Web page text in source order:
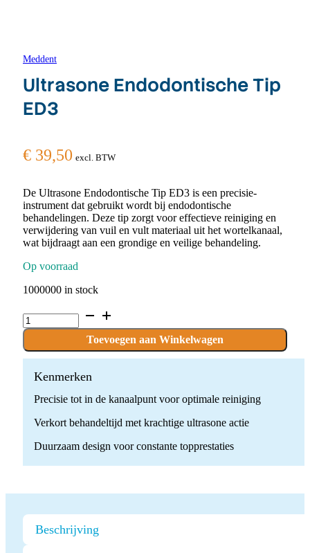
Meddent
Ultrasone Endodontische Tip
ED3
€ 39,50 excl. BTW
De Ultrasone Endodontische Tip ED3 is een precisie-
instrument dat gebruikt wordt bij endodontische
behandelingen. Deze tip zorgt voor effectieve reiniging en
verwijdering van vuil en vult materiaal uit het wortelkanaal,
wat bijdraagt aan een grondige en veilige behandeling.
Op voorraad
1000000 in stock
Ultrasone
Endodontische
ED3
quantity
Toevoegen aan Winkelwagen
Kenmerken
Precisie tot in de kanaalpunt voor optimale reiniging
Verkort behandeltijd met krachtige ultrasone actie
Duurzaam design voor constante topprestaties
Beschrijving